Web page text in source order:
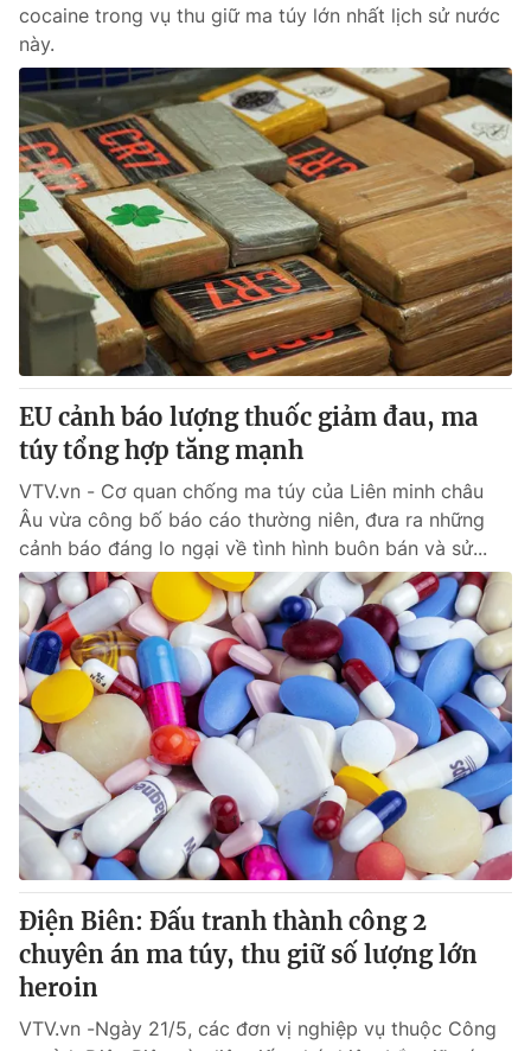
cocaine trong vụ thu giữ ma túy lớn nhất lịch sử nước
này.
EU cảnh báo lượng thuốc giảm đau, ma
túy tổng hợp tăng mạnh
VTV.vn - Cơ quan chống ma túy của Liên minh châu
Âu vừa công bố báo cáo thường niên, đưa ra những
cảnh báo đáng lo ngại về tình hình buôn bán và sử...
Điện Biên: Đấu tranh thành công 2
chuyên án ma túy, thu giữ số lượng lớn
heroin
VTV.vn -Ngày 21/5, các đơn vị nghiệp vụ thuộc Công